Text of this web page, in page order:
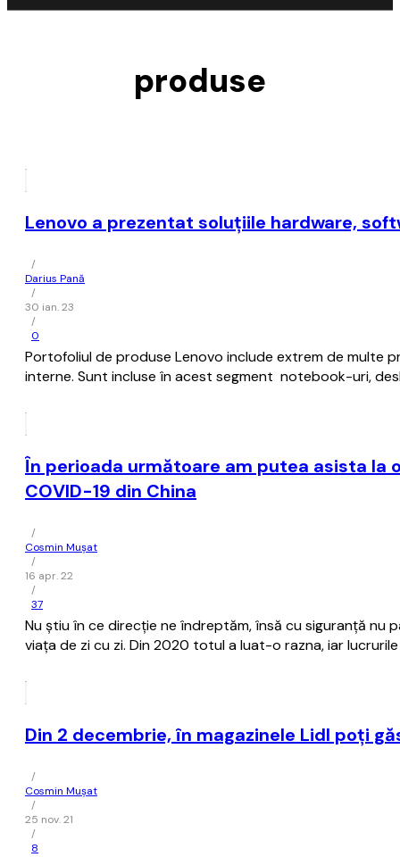
produse
Lenovo a prezentat soluțiile hardware,
/
Darius Pană
/
30 ian. 23
/
0
Portofoliul de produse Lenovo include extrem de multe
interne. Sunt incluse în acest segment notebook-uri,
În perioada următoare am putea asista la
COVID-19 din China
/
Cosmin Mușat
/
16 apr. 22
/
37
Nu ştiu în ce direcţie ne îndreptăm, însă cu siguranţă nu
viaţa de zi cu zi. Din 2020 totul a luat-o razna, iar
Din 2 decembrie, în magazinele Lidl poți
/
Cosmin Mușat
/
25 nov. 21
/
8